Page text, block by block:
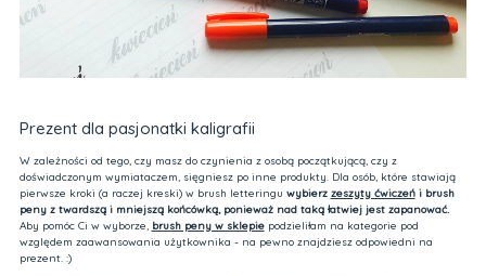
Prezent dla pasjonatki kaligrafii
W zależności od tego, czy masz do czynienia z osobą początkującą, czy z
doświadczonym wymiataczem, sięgniesz po inne produkty. Dla osób, które stawiają
pierwsze kroki (a raczej kreski) w brush letteringu wybierz zeszyty ćwiczeńi brush
peny z twardszą i mniejszą końcówką, ponieważ nad taką łatwiej jest zapanować.
Aby pomóc Ci w wyborze, brush peny w sklepiepodzieliłam na kategorie pod
względem zaawansowania użytkownika - na pewno znajdziesz odpowiedni na
prezent. :)